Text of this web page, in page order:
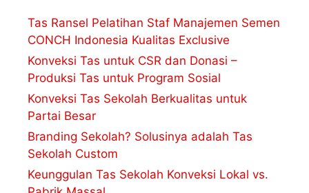
Tas Ransel Pelatihan Staf Manajemen Semen
CONCH Indonesia Kualitas Exclusive
Konveksi Tas untuk CSR dan Donasi –
Produksi Tas untuk Program Sosial
Konveksi Tas Sekolah Berkualitas untuk
Partai Besar
Branding Sekolah? Solusinya adalah Tas
Sekolah Custom
Keunggulan Tas Sekolah Konveksi Lokal vs.